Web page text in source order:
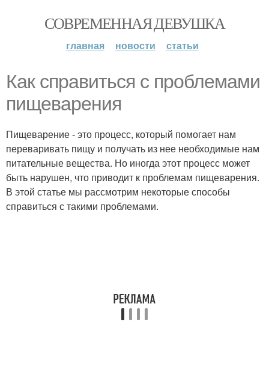
СОВРЕМЕННАЯ ДЕВУШКА
главная новости статьи
Как справиться с проблемами
пищеварения
Пищеварение - это процесс, который помогает нам
переваривать пищу и получать из нее необходимые нам
питательные вещества. Но иногда этот процесс может
быть нарушен, что приводит к проблемам пищеварения.
В этой статье мы рассмотрим некоторые способы
справиться с такими проблемами.